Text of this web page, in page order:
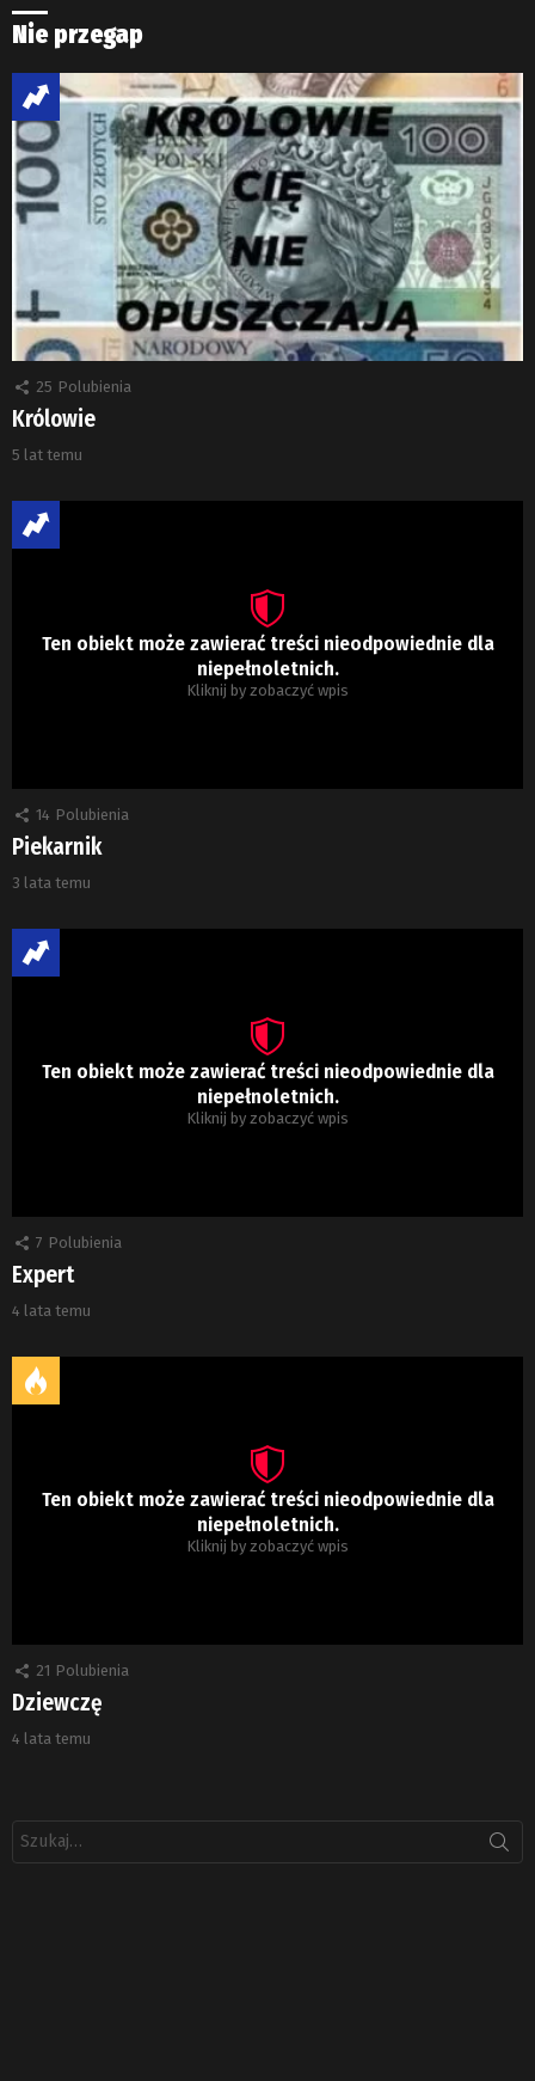
Nie przegap
25 Polubienia
Królowie
5 lat temu
Ten obiekt może zawierać treści nieodpowiednie dla
niepełnoletnich.
Kliknij by zobaczyć wpis
14 Polubienia
Piekarnik
3 lata temu
Ten obiekt może zawierać treści nieodpowiednie dla
niepełnoletnich.
Kliknij by zobaczyć wpis
7 Polubienia
Expert
4 lata temu
Ten obiekt może zawierać treści nieodpowiednie dla
niepełnoletnich.
Kliknij by zobaczyć wpis
21 Polubienia
Dziewczę
4 lata temu